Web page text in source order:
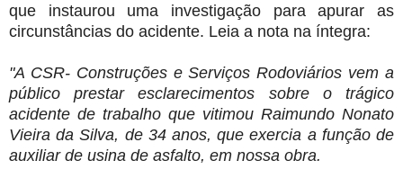
que instaurou uma investigação para apurar as
circunstâncias do acidente. Leia a nota na íntegra:
"A CSR- Construções e Serviços Rodoviários vem a
público prestar esclarecimentos sobre o trágico
acidente de trabalho que vitimou Raimundo Nonato
Vieira da Silva, de 34 anos, que exercia a função de
auxiliar de usina de asfalto, em nossa obra.